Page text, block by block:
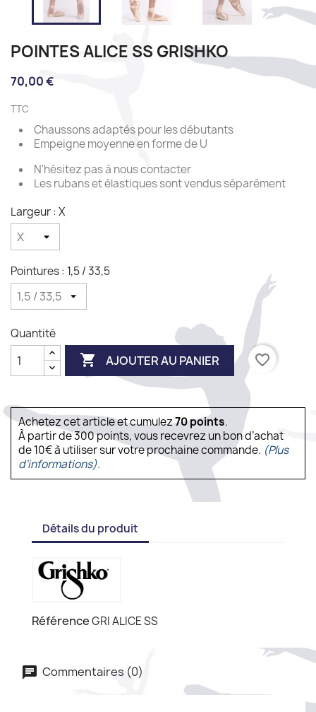
POINTES ALICE SS GRISHKO
70,00 €
TTC
Chaussons adaptés pour les débutants
Empeigne moyenne en forme de U
N'hésitez pas à nous contacter
Les rubans et élastiques sont vendus séparément
Largeur : X
Pointures : 1,5 / 33,5
Quantité
 AJOUTER AU PANIER favorite_border
Achetez cet article et cumulez70points.
À partir de 300 points, vous recevrez un bon d’achat
de 10€ à utiliser sur votre prochaine commande. (Plus
d'informations).
Détails du produit
RéférenceGRI ALICE SS
Commentaires (0)